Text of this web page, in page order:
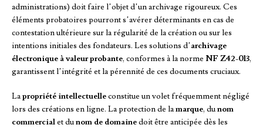
administrations) doit faire l’objet d’un archivage rigoureux. Ces
éléments probatoires pourront s’avérer déterminants en cas de
contestation ultérieure sur la régularité de la création ou sur les
intentions initiales des fondateurs. Les solutions d’archivage
électronique à valeur probante, conformes à la norme NF Z42-013,
garantissent l’intégrité et la pérennité de ces documents cruciaux.
Lapropriété intellectuelleconstitue un volet fréquemment négligé
lors des créations en ligne. La protection de lamarque, dunom
commercialet dunom de domainedoit être anticipée dès les